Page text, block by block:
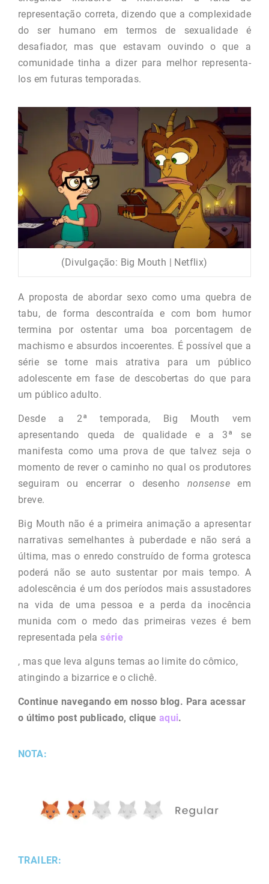
representação correta, dizendo que a complexidade
do ser humano em termos de sexualidade é
desafiador, mas que estavam ouvindo o que a
comunidade tinha a dizer para melhor representa-
los em futuras temporadas.
(Divulgação: Big Mouth | Netflix)
A proposta de abordar sexo como uma quebra de
tabu, de forma descontraída e com bom humor
termina por ostentar uma boa porcentagem de
machismo e absurdos incoerentes. É possível que a
série se torne mais atrativa para um público
adolescente em fase de descobertas do que para
um público adulto.
Desde a 2ª temporada, Big Mouth vem
apresentando queda de qualidade e a 3ª se
manifesta como uma prova de que talvez seja o
momento de rever o caminho no qual os produtores
seguiram ou encerrar o desenho nonsenseem
breve.
Big Mouth não é a primeira animação a apresentar
narrativas semelhantes à puberdade e não será a
última, mas o enredo construído de forma grotesca
poderá não se auto sustentar por mais tempo. A
adolescência é um dos períodos mais assustadores
na vida de uma pessoa e a perda da inocência
munida com o medo das primeiras vezes é bem
representada pelasérie
, mas que leva alguns temas ao limite do cômico,
atingindo a bizarrice e o clichê.
Continue navegando em nosso blog. Para acessar
o último post publicado, clique aqui.
NOTA:
TRAILER: